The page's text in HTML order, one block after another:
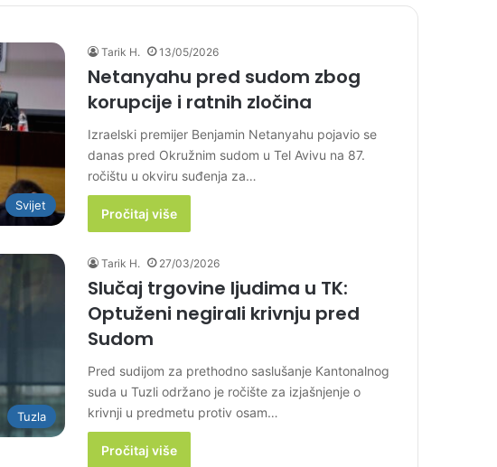
Svijet
Tarik H. 13/05/2026
Netanyahu pred sudom zbog
korupcije i ratnih zločina
Izraelski premijer Benjamin Netanyahu pojavio se
danas pred Okružnim sudom u Tel Avivu na 87.
ročištu u okviru suđenja za…
Pročitaj više
Tuzla
Tarik H. 27/03/2026
Slučaj trgovine ljudima u TK:
Optuženi negirali krivnju pred
Sudom
Pred sudijom za prethodno saslušanje Kantonalnog
suda u Tuzli održano je ročište za izjašnjenje o
krivnji u predmetu protiv osam…
Pročitaj više